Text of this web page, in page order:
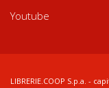
Youtube
LIBRERIE.COOP S.p.a. -